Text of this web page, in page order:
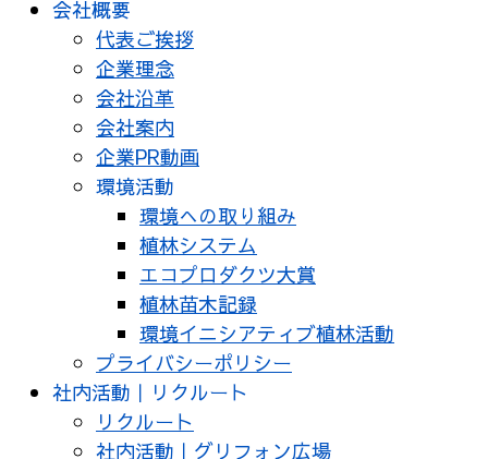
会社概要
代表ご挨拶
企業理念
会社沿革
会社案内
企業PR動画
環境活動
環境への取り組み
植林システム
エコプロダクツ大賞
植林苗木記録
環境イニシアティブ植林活動
プライバシーポリシー
社内活動｜リクルート
リクルート
社内活動｜グリフォン広場